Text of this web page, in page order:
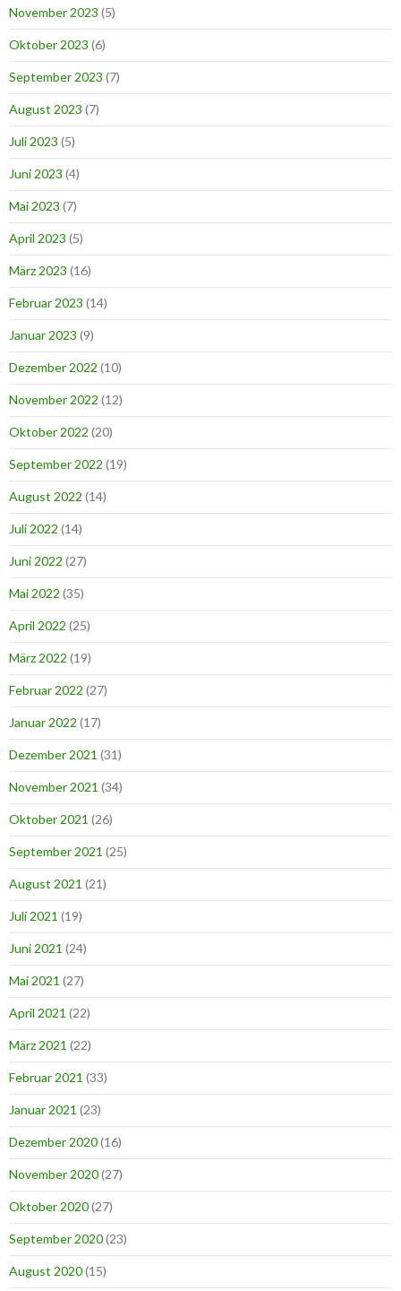
November 2023 (5)
Oktober 2023 (6)
September 2023 (7)
August 2023 (7)
Juli 2023 (5)
Juni 2023 (4)
Mai 2023 (7)
April 2023 (5)
März 2023 (16)
Februar 2023 (14)
Januar 2023 (9)
Dezember 2022 (10)
November 2022 (12)
Oktober 2022 (20)
September 2022 (19)
August 2022 (14)
Juli 2022 (14)
Juni 2022 (27)
Mai 2022 (35)
April 2022 (25)
März 2022 (19)
Februar 2022 (27)
Januar 2022 (17)
Dezember 2021 (31)
November 2021 (34)
Oktober 2021 (26)
September 2021 (25)
August 2021 (21)
Juli 2021 (19)
Juni 2021 (24)
Mai 2021 (27)
April 2021 (22)
März 2021 (22)
Februar 2021 (33)
Januar 2021 (23)
Dezember 2020(16)
November 2020(27)
Oktober 2020(27)
September 2020(23)
August 2020(15)